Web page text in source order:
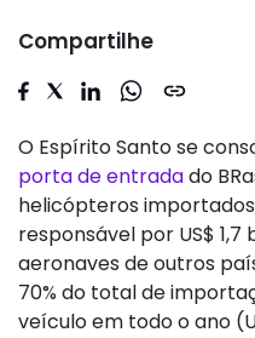
Compartilhe
O Espírito Santo se
porta de entradado
helicópteros
responsável por US$
aeronaves de outros
70% do total de
veículo em todo o ano